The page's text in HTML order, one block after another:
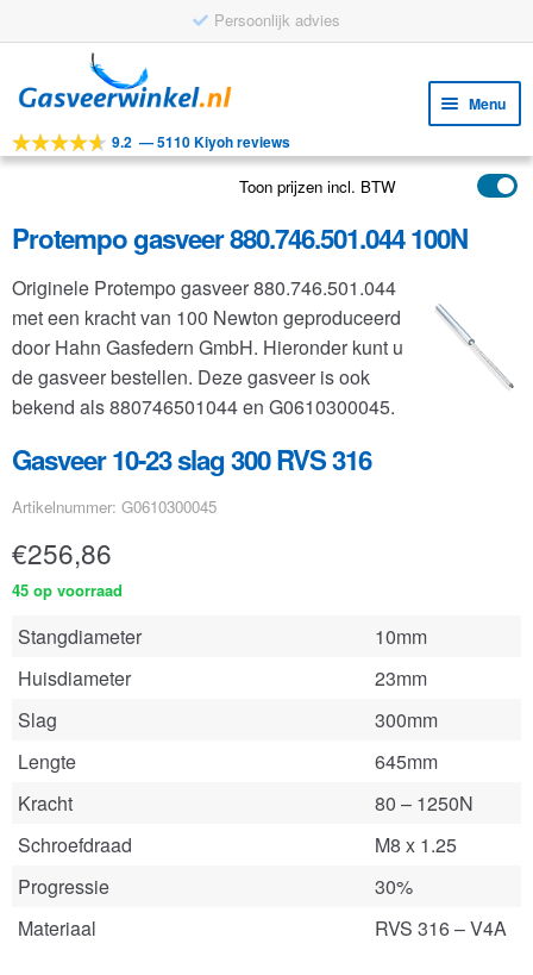
Persoonlijk advies
door
navigatie
naar
inhoud
Menu
Tools
Toepassingen
Klantenservice
FAQ
9.2 —5110 Kiyoh reviews
Toon prijzen incl. BTW
Protempo gasveer 880.746.501.044 100N
Originele Protempo gasveer 880.746.501.044
met een kracht van 100 Newton geproduceerd
door Hahn Gasfedern GmbH. Hieronder kunt u
de gasveer bestellen. Deze gasveer is ook
bekend als 880746501044 en G0610300045.
Gasveer 10-23 slag 300 RVS 316
Artikelnummer: G0610300045
€256,86
45 op voorraad
Stangdiameter
10mm
Huisdiameter
23mm
Slag
300mm
Lengte
645mm
Kracht
80 – 1250N
Schroefdraad
M8 x 1.25
Progressie
30%
Materiaal
RVS 316 – V4A